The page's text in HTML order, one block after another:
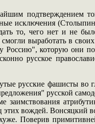
подтверждением
исключения
то, чего нет и не
выработать в
Россию", которую они
русское
русские фашисты во
русской
заимствования
вождей. Вонсяцкий
Поверив